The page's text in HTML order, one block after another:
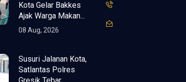
Kota Gelar Bakkes
Ajak Warga Makan...
08 Aug, 2026
Susuri Jalanan Kota,
Satlantas Polres